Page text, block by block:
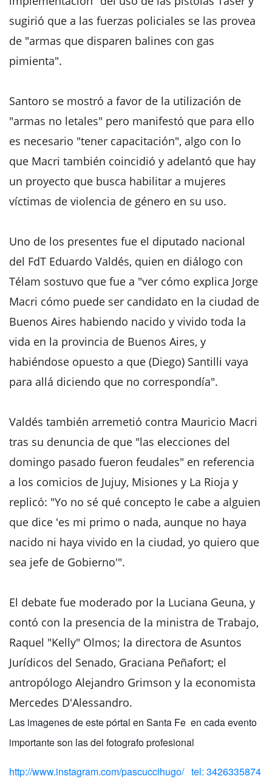
sugirió que a las fuerzas policiales se las provea
de "armas que disparen balines con gas
pimienta".
Santoro se mostró a favor de la utilización de
"armas no letales" pero manifestó que para ello
es necesario "tener capacitación", algo con lo
que Macri también coincidió y adelantó que hay
un proyecto que busca habilitar a mujeres
víctimas de violencia de género en su uso.
Uno de los presentes fue el diputado nacional
del FdT Eduardo Valdés, quien en diálogo con
Télam sostuvo que fue a "ver cómo explica Jorge
Macri cómo puede ser candidato en la ciudad de
Buenos Aires habiendo nacido y vivido toda la
vida en la provincia de Buenos Aires, y
habiéndose opuesto a que (Diego) Santilli vaya
para allá diciendo que no correspondía".
Valdés también arremetió contra Mauricio Macri
tras su denuncia de que "las elecciones del
domingo pasado fueron feudales" en referencia
a los comicios de Jujuy, Misiones y La Rioja y
replicó: "Yo no sé qué concepto le cabe a alguien
que dice 'es mi primo o nada, aunque no haya
nacido ni haya vivido en la ciudad, yo quiero que
sea jefe de Gobierno'".
El debate fue moderado por la Luciana Geuna, y
contó con la presencia de la ministra de Trabajo,
Raquel "Kelly" Olmos; la directora de Asuntos
Jurídicos del Senado, Graciana Peñafort; el
antropólogo Alejandro Grimson y la economista
Mercedes D'Alessandro.
Las imagenes de este pórtal en Santa Fe en cada evento
importante son las del fotografo profesional
http://www.instagram.com/pascuccihugo/ tel: 3426335874